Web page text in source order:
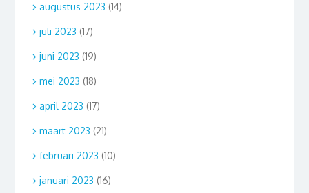
augustus 2023 (14)
juli 2023 (17)
juni 2023 (19)
mei 2023 (18)
april 2023 (17)
maart 2023 (21)
februari 2023 (10)
januari 2023 (16)